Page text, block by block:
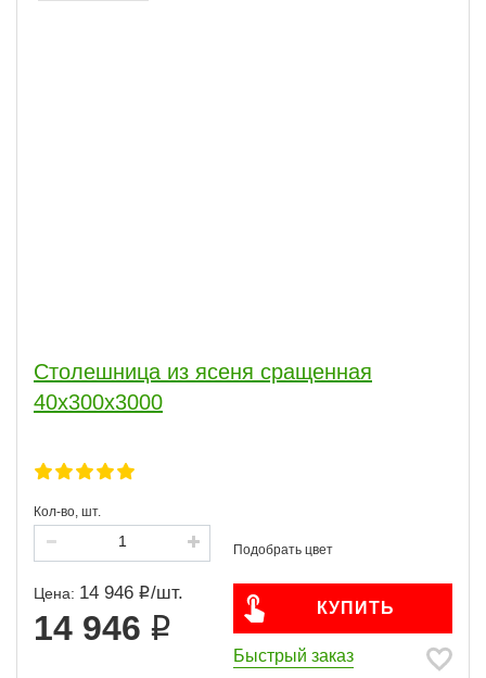
Столешница из ясеня сращенная
40х300х3000
Кол-во, шт.
Цена: 14 946 /шт.
14 946
КУПИТЬ
Быстрый заказ